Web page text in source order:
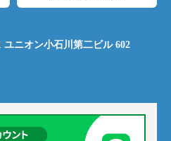
ニオン小石川第二ビル 602